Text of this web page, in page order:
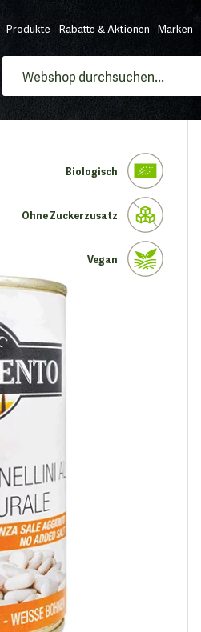
Produkte Rabatte & Aktionen Marken
Biologisch
Ohne Zuckerzusatz
Vegan